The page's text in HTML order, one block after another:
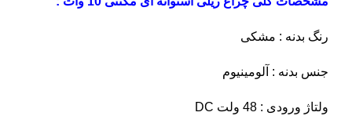
رنگ بدنه : مشکی
جنس بدنه : آلومینیوم
ولتاژ ورودی : 48 ولت DC